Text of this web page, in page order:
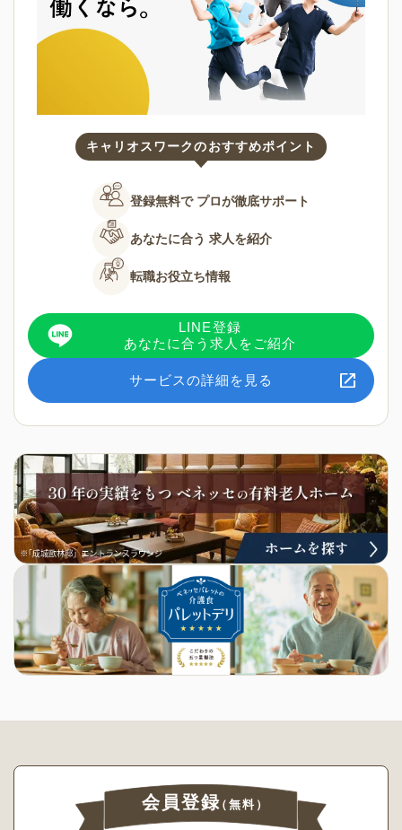
キャリオスワークのおすすめポイント
登録無料で プロが徹底サポート
あなたに合う 求人を紹介
転職お役立ち情報
LINE登録
あなたに合う求人をご紹介
サービスの詳細を見る
会員登録（無料）